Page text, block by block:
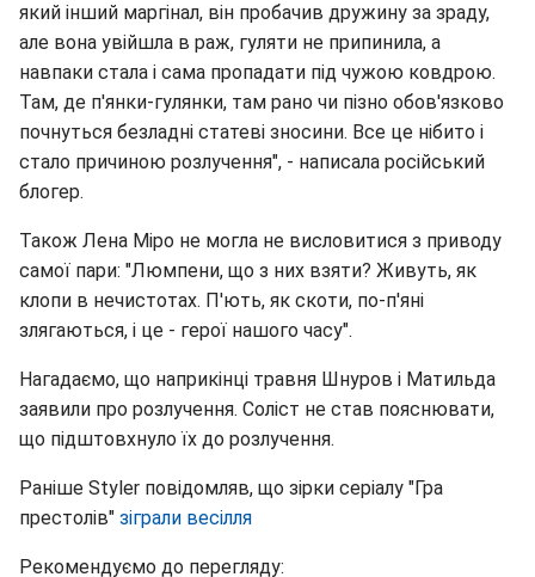
який інший маргінал, він пробачив дружину за зраду,
але вона увійшла в раж, гуляти не припинила, а
навпаки стала і сама пропадати під чужою ковдрою.
Там, де п'янки-гулянки, там рано чи пізно обов'язково
почнуться безладні статеві зносини. Все це нібито і
стало причиною розлучення", - написала російський
блогер.
Також Лена Міро не могла не висловитися з приводу
самої пари: "Люмпени, що з них взяти? Живуть, як
клопи в нечистотах. П'ють, як скоти, по-п'яні
злягаються, і це - герої нашого часу".
Нагадаємо, що наприкінці травня Шнуров і Матильда
заявили про розлучення. Соліст не став пояснювати,
що підштовхнуло їх до розлучення.
Раніше Styler повідомляв, що зірки серіалу "Гра
престолів" зіграли весілля
Рекомендуємо до перегляду: